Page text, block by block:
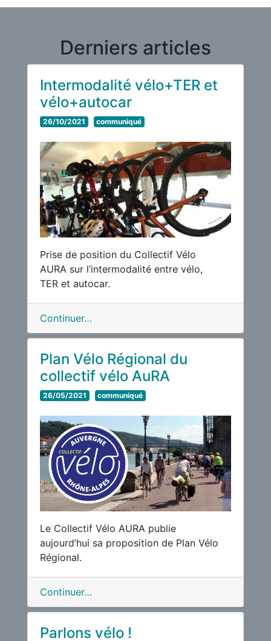
Derniers articles
Intermodalité vélo+TER et
vélo+autocar
26/10/2021 communiqué
Prise de position du Collectif Vélo
AURA sur l’intermodalité entre vélo,
TER et autocar.
Continuer…
Plan Vélo Régional du
collectif vélo AuRA
26/05/2021 communiqué
Le Collectif Vélo AURA publie
aujourd’hui sa proposition de Plan Vélo
Régional.
Continuer…
Parlons vélo !